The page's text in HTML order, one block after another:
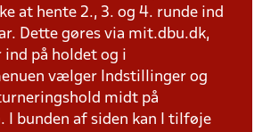
at hente 2., 3. og 4. runde ind
Dette gøres via mit.dbu.dk,
ind på holdet og i
vælger Indstillinger og
midt på
I bunden af siden kan I tilføje